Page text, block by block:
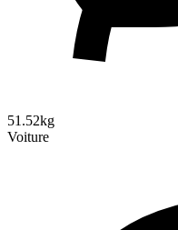
51.52kg
Voiture